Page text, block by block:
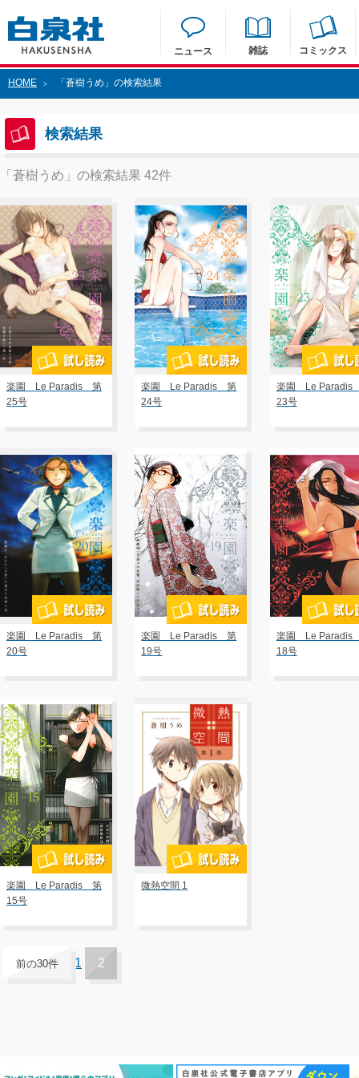
ニュース 雑誌 コミックス
HOME > 「蒼樹うめ」の検索結果
検索結果
「蒼樹うめ」の検索結果 42件
楽園 Le Paradis 第
25号
楽園 Le Paradis 第
24号
楽園 Le Paradis
23号
楽園 Le Paradis 第
20号
楽園 Le Paradis 第
19号
楽園 Le Paradis
18号
楽園 Le Paradis 第
15号
微熱空間 1
前の30件 1 2